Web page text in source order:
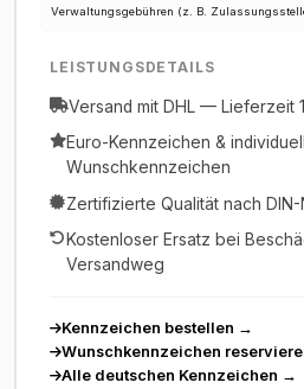
Verwaltungsgebühren (z. B.
LEISTUNGSDETAILS
Versand mit DHL — Lieferzeit
Euro-Kennzeichen &
Wunschkennzeichen
Zertifizierte Qualität nach DIN-
Kostenloser Ersatz bei
Versandweg
Kennzeichen bestellen →
Wunschkennzeichen
Alle deutschen Kennzeichen →